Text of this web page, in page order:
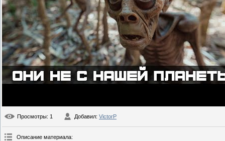
Просмотры: 1 Добавил: VictorP
Описание материала: